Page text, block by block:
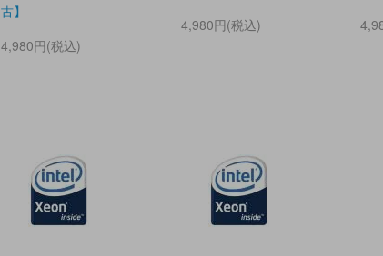
古】
4,980円(税込)
4,980円(税込)